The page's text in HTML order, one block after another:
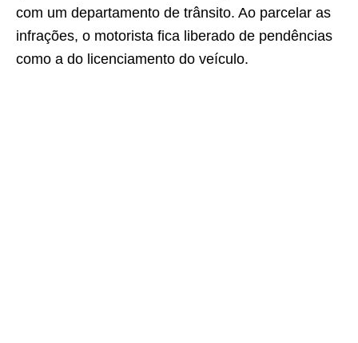
com um departamento de trânsito. Ao parcelar as
infrações, o motorista fica liberado de pendências
como a do licenciamento do veículo.